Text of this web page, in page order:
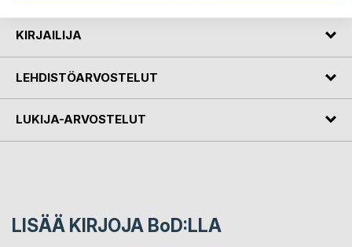
KIRJAILIJA
LEHDISTÖARVOSTELUT
LUKIJA-ARVOSTELUT
LISÄÄ KIRJOJA BoD:LLA